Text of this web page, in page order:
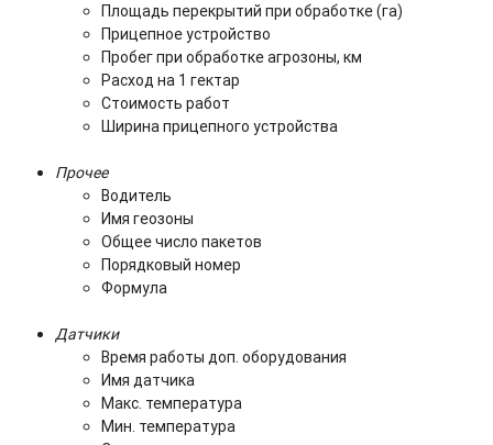
Площадь перекрытий при обработке (га)
Прицепное устройство
Пробег при обработке агрозоны, км
Расход на 1 гектар
Стоимость работ
Ширина прицепного устройства
Прочее
Водитель
Имя геозоны
Общее число пакетов
Порядковый номер
Формула
Датчики
Время работы доп. оборудования
Имя датчика
Макс. температура
Мин. температура